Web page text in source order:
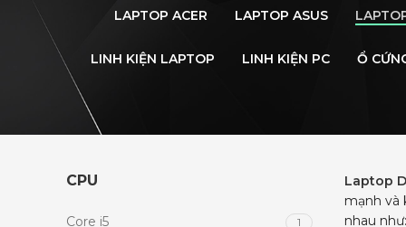
LAPTOP ACER LAPTOP ASUS
LINH KIỆN LAPTOP LINH KIỆN PC Ổ
CPU
Core i5 1
Laptop
mạnh và
nhau